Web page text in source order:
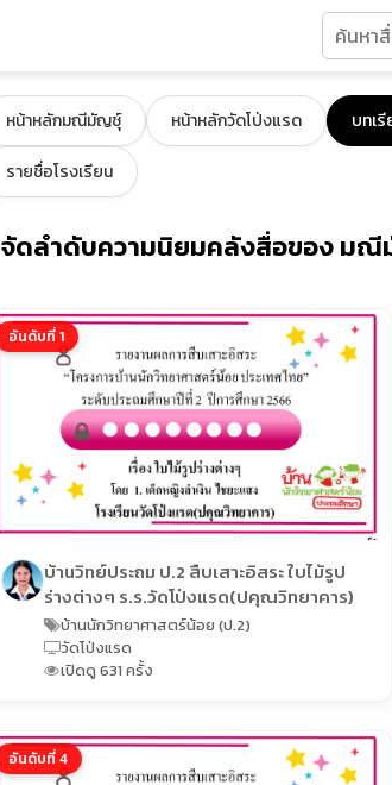
หน้าหลักมณีมัญชุ์ หน้าหลักวัดโป่งแรด บทเ
รายชื่อโรงเรียน
จัดลำดับความนิยมคลังสื่อของ ม
อันดับที่ 1
บ้านวิทย์ประถม ป.2 สืบเสาะอิสระ ใบไม้รูป
ร่างต่างๆ ร.ร.วัดโป่งแรด(ปคุณวิทยาคาร)
บ้านนักวิทยาศาสตร์น้อย (ป.2)
วัดโป่งแรด
เปิดดู 631 ครั้ง
อันดับที่ 4